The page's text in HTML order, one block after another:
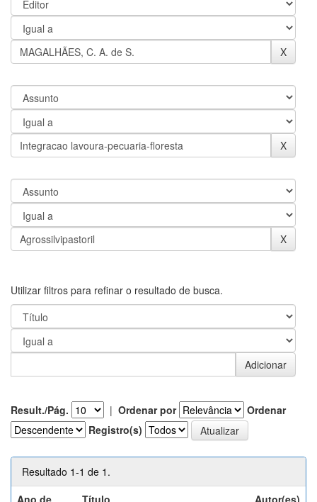
Utilizar filtros para refinar o resultado de busca.
Result./Pág. | Ordenar por
Ordenar
Registro(s)
Resultado 1-1 de 1.
Ano de
Título Autor(es)